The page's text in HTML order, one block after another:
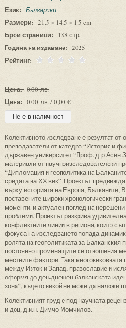
Език: Български
Размери: 21.5 × 14.5 × 1.5 cm
Брой страници: 188 стр.
Година на издаване: 2025
Рейтинг:
Цена: 0,00 лв.
Цена: 0,00 лв. / 0,00 €
Колективното изследване е резултат от
преподаватели от катедра “История и
държавен университет “Проф. д-р Асен
материали от научноизследователски
“Дипломация и геополитика на
средата на ХХ век”. Проектът
върху историята на Европа, Балканите,
поставените широки хронологически
моменти, и актуален поглед на
проблеми. Проектът разкрива
конфликтните линии в региона, които
фокуса на изследването попада
ролята на геополитиката за Балканския
постоянно променящите се отношения
местните фактори. Така многовековната
между Изток и Запад, православие и
оформя до ден-днешен балканската
зона”, където никой не може да наложи
Колективният труд е под научната
и доц. д.и.н. Димчо Момчилов.
------------